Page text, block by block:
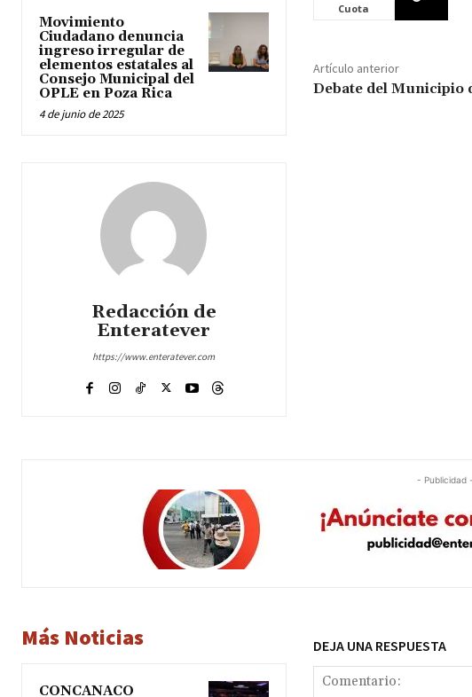
Movimiento
Ciudadano denuncia
ingreso irregular de
elementos estatales al
Consejo Municipal del
OPLE en Poza Rica
4 de junio de 2025
Redacción de
Enteratever
https://www.enteratever.com
Cuota
Artículo anterior
Debate del Municipio
- Publicidad -
Más Noticias
CONCANACO
DEJA UNA RESPUESTA